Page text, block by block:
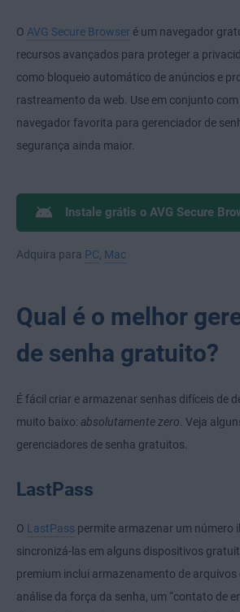
O AVG Secure Browser é um navegador
recursos avançados para proteger a
como bloqueio automático de anúncios e
rastreamento da web. Use em conjunto
navegador favorita para gerenciador de
segurança ainda maior.
Instale grátis o AVG Secure
Adquira para PC, Mac
Qual é o melhor
de senha gratuito?
É fácil criar e armazenar senhas difíceis de
muito baixo: absolutamente zero. Veja
gerenciadores de senha gratuitos.
LastPass
O LastPass permite armazenar um número
sincronizá-las em alguns dispositivos
premium inclui armazenamento de
análise da força da senha, um “contato de